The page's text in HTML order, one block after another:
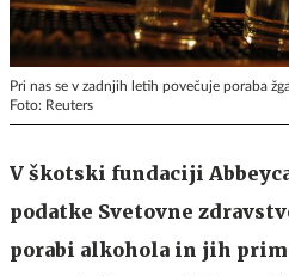
Pri nas se v zadnjih letih povečuje poraba
Foto: Reuters
V škotski fundaciji
podatke Svetovne
porabi alkohola in jih